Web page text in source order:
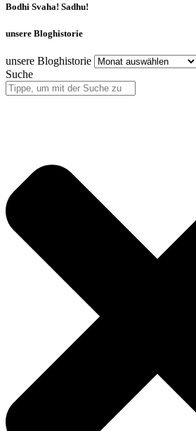
Bodhi Svaha! Sadhu!
unsere Bloghistorie
unsere Bloghistorie
Suche